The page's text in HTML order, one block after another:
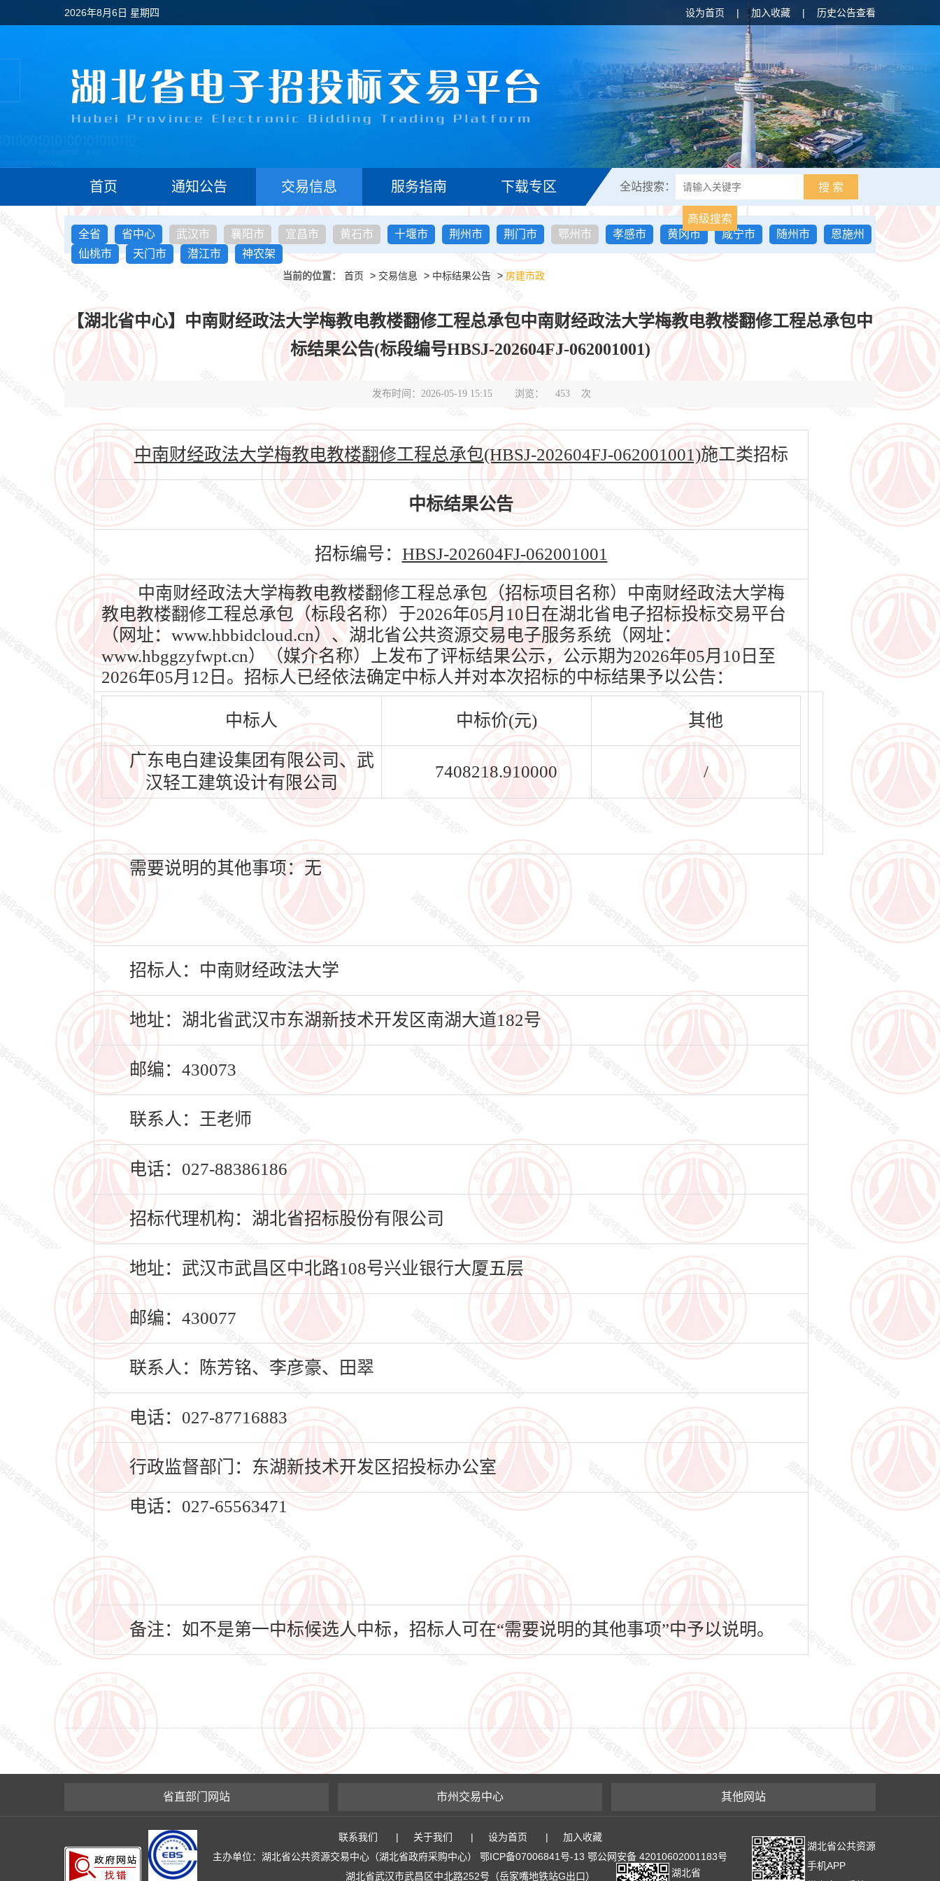
2026年8月6日 星期四 设为首页 | 加入收藏 | 历史公告查看
首页 通知公告 交易信息 服务指南 下载专区 全站搜索： 搜 索
高级搜索
全省
省中心 武汉市 襄阳市 宜昌市 黄石市 十堰市 荆州市 荆门市 鄂州市 孝感市 黄冈市 咸宁市 随州市
恩施州
仙桃市
天门市 潜江市 神农架
当前的位置： 首页 > 交易信息 > 中标结果公告 > 房建市政
【湖北省中心】中南财经政法大学梅教电教楼翻修工程总承包中南财经政法大学梅教电教楼翻修工程总承包中
标结果公告(标段编号HBSJ-202604FJ-062001001)
发布时间：2026-05-19 15:15 浏览： 453 次
中南财经政法大学梅教电教楼翻修工程总承包(HBSJ-202604FJ-062001001)施工类招标
中标结果公告
招标编号： HBSJ-202604FJ-062001001
中南财经政法大学梅教电教楼翻修工程总承包（招标项目名称）中南财经政法大学梅
教电教楼翻修工程总承包（标段名称）于2026年05月10日在湖北省电子招标投标交易平台
（网址：www.hbbidcloud.cn）、湖北省公共资源交易电子服务系统（网址：
www.hbggzyfwpt.cn）（媒介名称）上发布了评标结果公示，公示期为2026年05月10日至
2026年05月12日。招标人已经依法确定中标人并对本次招标的中标结果予以公告：
中标人 中标价(元) 其他
广东电白建设集团有限公司、武
汉轻工建筑设计有限公司
7408218.910000 /
需要说明的其他事项：无
招标人：中南财经政法大学
地址：湖北省武汉市东湖新技术开发区南湖大道182号
邮编：430073
联系人：王老师
电话：027-88386186
招标代理机构：湖北省招标股份有限公司
地址：武汉市武昌区中北路108号兴业银行大厦五层
邮编：430077
联系人：陈芳铭、李彦豪、田翠
电话：027-87716883
行政监督部门：东湖新技术开发区招投标办公室
电话：027-65563471
备注：如不是第一中标候选人中标，招标人可在“需要说明的其他事项”中予以说明。
省直部门网站 市州交易中心 其他网站
联系我们 | 关于我们 | 设为首页 |
加入收藏
主办单位：湖北省公共资源交易中心（湖北省政府采购中心） 鄂ICP备07006841号-13 鄂公网安备 42010602001183号
湖北省武汉市武昌区中北路252号（岳家嘴地铁站G出口）
湖北省
湖北省公共资源
手机APP